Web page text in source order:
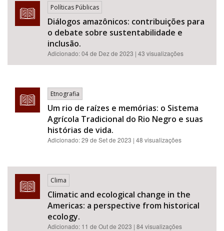
Políticas Públicas
Diálogos amazônicos: contribuições para
o debate sobre sustentabilidade e
inclusão.
Adicionado:04 de Dez de 2023 | 43 visualizações
Etnografia
Um rio de raízes e memórias: o Sistema
Agrícola Tradicional do Rio Negro e suas
histórias de vida.
Adicionado:29 de Set de 2023 | 48 visualizações
Clima
Climatic and ecological change in the
Americas: a perspective from historical
ecology.
Adicionado: 11 de Out de 2023 | 84 visualizações